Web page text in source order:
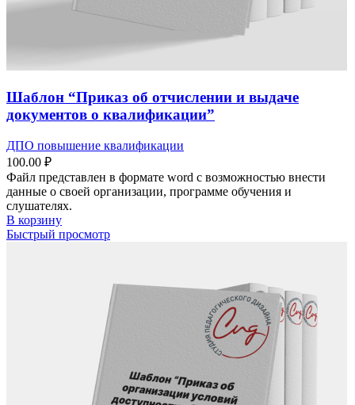
Шаблон “Приказ об отчислении и выдаче
документов о квалификации”
ДПО повышение квалификации
100.00 ₽
Файл представлен в формате word с возможностью внести
данные о своей организации, программе обучения и
слушателях.
В корзину
Быстрый просмотр